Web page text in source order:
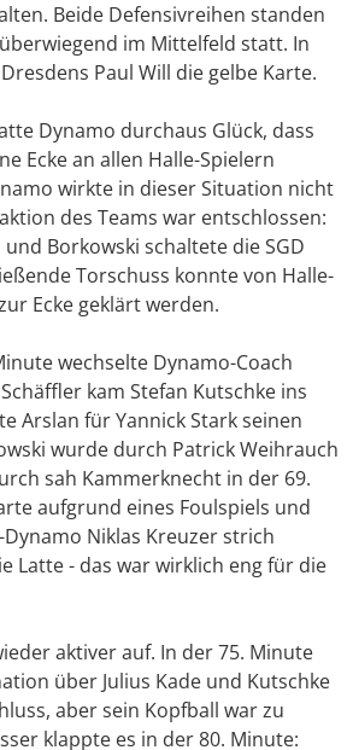
Beide Defensivreihen standen
im Mittelfeld statt. In
Paul Will die gelbe Karte.
Dynamo durchaus Glück, dass
Ecke an allen Halle-Spielern
wirkte in dieser Situation nicht
des Teams war entschlossen:
Borkowski schaltete die SGD
Torschuss konnte von Halle-
Ecke geklärt werden.
wechselte Dynamo-Coach
kam Stefan Kutschke ins
Arslan für Yannick Stark seinen
wurde durch Patrick Weihrauch
sah Kammerknecht in der 69.
aufgrund eines Foulspiels und
Niklas Kreuzer strich
Latte - das war wirklich eng für die
aktiver auf. In der 75. Minute
über Julius Kade und Kutschke
aber sein Kopfball war zu
klappte es in der 80. Minute: